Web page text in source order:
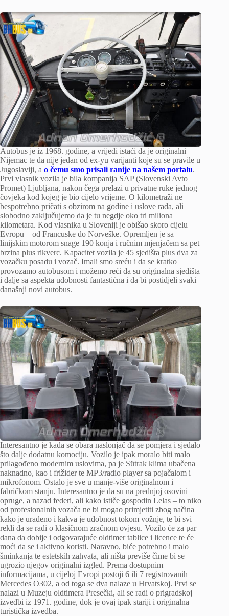
Autobus je iz 1968. godine, a vrijedi istaći da je originalni
Nijemac te da nije jedan od ex-yu varijanti koje su se pravile u
Jugoslaviji, a o čemu smo prisali ranije na našem portalu.
Prvi vlasnik vozila je bila kompanija SAP (Slovenski Avto
Promet) Ljubljana, nakon čega prelazi u privatne ruke jednog
čovjeka kod kojeg je bio cijelo vrijeme. O kilometraži ne
bespotrebno pričati s obzirom na godine i uslove rada, ali
slobodno zaključujemo da je tu negdje oko tri miliona
kilometara. Kod vlasnika u Sloveniji je obišao skoro cijelu
Evropu – od Francuske do Norveške. Opremljen je sa
linijskim motorom snage 190 konja i ručnim mjenjačem sa pet
brzina plus rikverc. Kapacitet vozila je 45 sjedišta plus dva za
vozačku posadu i vozač. Imali smo sreću i da se kratko
provozamo autobusom i možemo reći da su originalna sjedišta
i dalje sa aspekta udobnosti fantastična i da bi postidjeli svaki
današnji novi autobus.
Interesantno je kada se obara naslonjač da se pomjera i sjedalo
što dalje dodatnu komociju. Vozilo je ipak moralo biti malo
prilagođeno modernim uslovima, pa je Sütrak klima ubačena
naknadno, kao i frižider te MP3/radio player sa pojačalom i
mikrofonom. Ostalo je sve u manje-više originalnom i
fabričkom stanju. Interesantno je da su na prednjoj osovini
opruge, a nazad federi, ali kako ističe gospodin Lelas – to niko
od profesionalnih vozača ne bi mogao primjetiti zbog načina
kako je urađeno i kakva je udobnost tokom vožnje, te bi svi
rekli da se radi o klasičnom zračnom ovjesu. Vozilo će za par
dana da dobije i odgovarajuće oldtimer tablice i licence te će
moći da se i aktivno koristi. Naravno, biće potrebno i malo
šminkanja te estetskih zahvata, ali ništa previše čime bi se
ugrozio njegov originalni izgled. Prema dostupnim
informacijama, u cijeloj Evropi postoji 6 ili 7 registrovanih
Mercedes O302, a od toga se dva nalaze u Hrvatskoj. Prvi se
nalazi u Muzeju oldtimera Presečki, ali se radi o prigradskoj
izvedbi iz 1971. godine, dok je ovaj ipak stariji i originalna
turistička izvedba.